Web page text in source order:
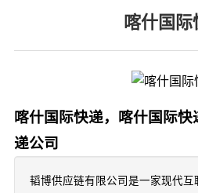
喀什国际
喀什国际快递，喀什国际
递公司
韬博供应链有限公司是一家现代